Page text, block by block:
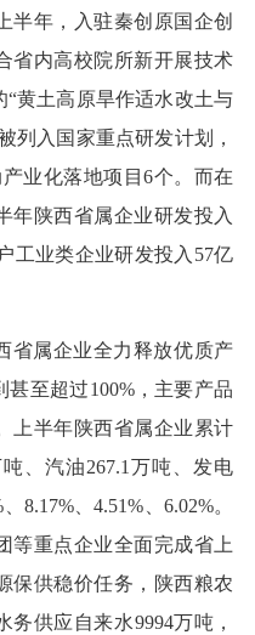
半年，入驻秦创原国企创
省内高校院所新开展技术
黄土高原旱作适水改土与
列入国家重点研发计划，
业化落地项目6个。而在
年陕西省属企业研发投入
工业类企业研发投入57亿
省属企业全力释放优质产
至超过100%，主要产品
上半年陕西省属企业累计
、汽油267.1万吨、发电
8.17%、4.51%、6.02%。
等重点企业全面完成省上
保供稳价任务，陕西粮农
供应自来水9994万吨，